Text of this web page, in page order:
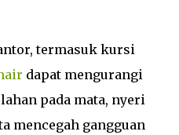
termasuk kursi
dapat mengurangi
pada mata, nyeri
mencegah gangguan